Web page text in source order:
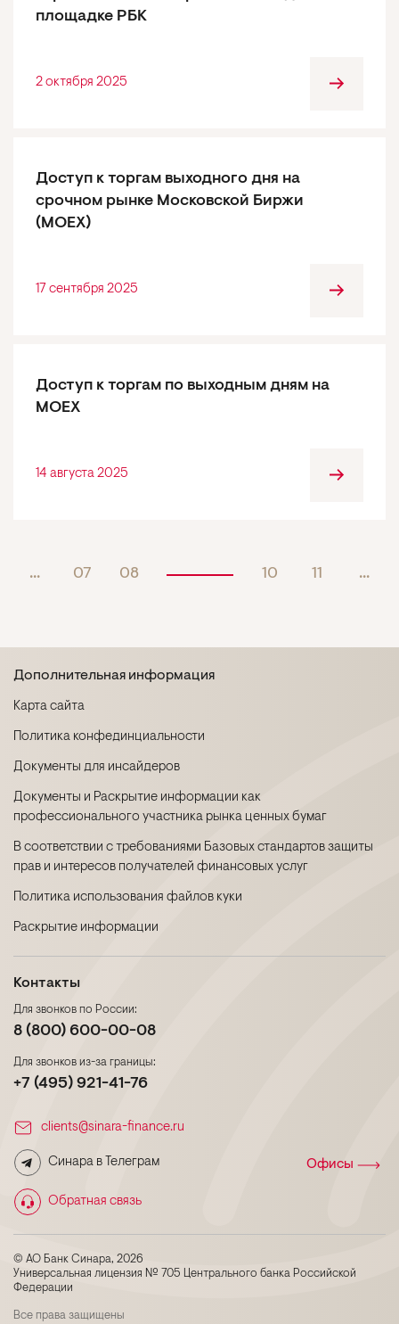
площадке РБК
2 октября 2025
Доступ к торгам выходного дня на
срочном рынке Московской Биржи
(MOEX)
17 сентября 2025
Доступ к торгам по выходным дням на
MOEX
14 августа 2025
... 07 08 10 11 ...
© АО Банк Синара, 2026
Универсальная лицензия № 705 Центрального банка Российской
Федерации
Все права защищены
Дополнительная информация
Карта сайта
Политика конфединциальности
Документы для инсайдеров
Документы и Раскрытие информации как
профессионального участника рынка ценных бумаг
В соответствии с требованиями Базовых стандартов защиты
прав и интересов получателей финансовых услуг
Политика использования файлов куки
Раскрытие информации
Контакты
clients@sinara-finance.ru
Синара в Телеграм
Обратная связь
Для звонков по России:
8 (800) 600-00-08
Для звонков из-за границы:
+7 (495) 921-41-76
Офисы